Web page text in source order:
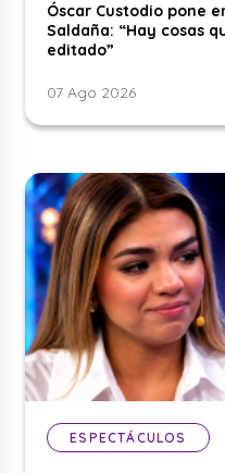
Óscar Custodio pone
Saldaña: “Hay cosas
editado”
07 Ago 2026
ESPECTÁCULOS